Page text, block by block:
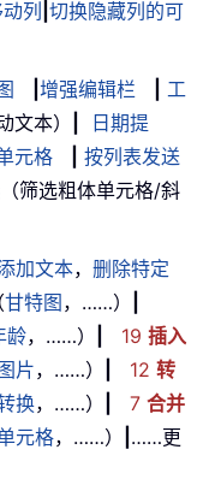
列 切换隐藏列的可
增强编辑栏
工
文本）
日期提
元格
按列表发送
（筛选粗体单元格/斜
加文本， 删除特定
甘特图 ，……）
龄，……） 19 插入
片，……） 12 转
换，……） 7 合并
元格，……）
……更